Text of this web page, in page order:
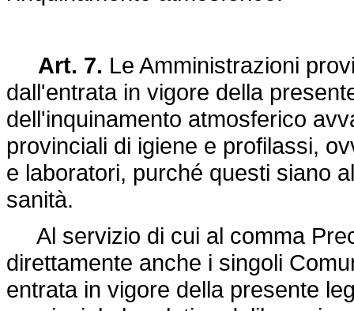
Art. 7. Le Amministrazioni
dall'entrata in vigore della
dell'inquinamento atmosferico
provinciali di igiene e profilassi,
e laboratori, purché questi siano
sanità.
Al servizio di cui al comma
direttamente anche i singoli
entrata in vigore della presente